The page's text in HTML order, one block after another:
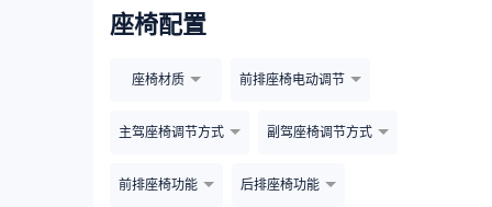
座椅配置
座椅材质 前排座椅电动调节
主驾座椅调节方式 副驾座椅调节方式
前排座椅功能 后排座椅功能